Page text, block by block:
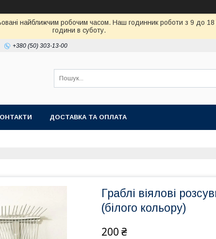
найближчим робочим часом. Наш годинник роботи з 9 до
години в суботу.
+380 (50) 303-13-00
ДОСТАВКА ТА ОПЛАТА
Граблі віялові
(білого кольору)
200 ₴